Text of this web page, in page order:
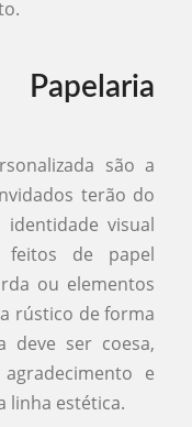
são a
terão do
visual
feitos de papel
ou elementos
rústico de forma
deve ser coesa,
e
linha estética.